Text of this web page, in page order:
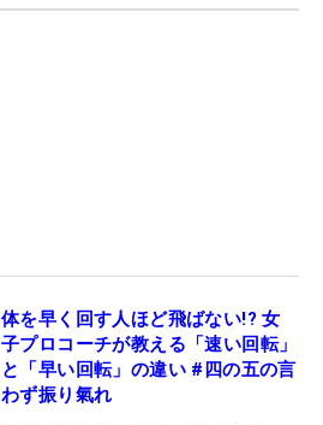
体を早く回す人ほど飛ばない!? 女
子プロコーチが教える「速い回転」
と「早い回転」の違い #四の五の言
わず振り氣れ